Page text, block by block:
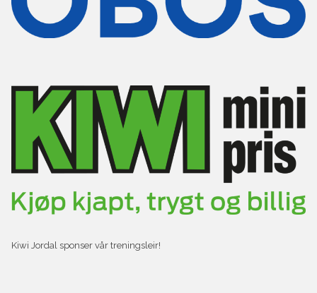
Kiwi Jordal sponser vår treningsleir!